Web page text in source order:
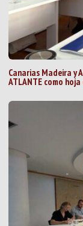
Canarias Madeira y
ATLANTE como